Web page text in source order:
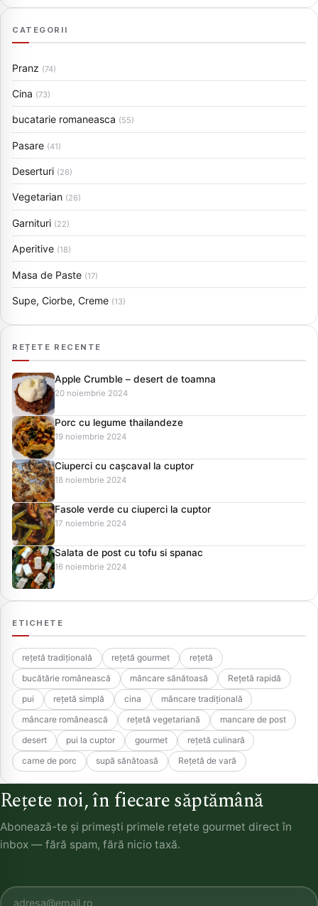
CATEGORII
Pranz (74)
Cina (73)
bucatarie romaneasca (55)
Pasare (41)
Deserturi (26)
Vegetarian (26)
Garnituri (22)
Aperitive (18)
Masa de Paste (17)
Supe, Ciorbe, Creme (13)
REȚETE RECENTE
Apple Crumble – desert de toamna
20 noiembrie 2024
Porc cu legume thailandeze
19 noiembrie 2024
Ciuperci cu cașcaval la cuptor
18 noiembrie 2024
Fasole verde cu ciuperci la cuptor
17 noiembrie 2024
Salata de post cu tofu si spanac
16 noiembrie 2024
ETICHETE
rețetă tradițională rețetă gourmet
rețetă
bucătărie românească
mâncare sănătoasă
Rețetă rapidă
pui
rețetă simplă cina
mâncare tradițională
mâncare românească
rețetă vegetariană
mancare de post
desert
pui la cuptor gourmet
rețetă culinară
carne de porc
supă sănătoasă Rețetă de vară
Rețete noi, în fiecare săptămână
Abonează-te și primești primele rețete gourmet direct în
inbox — fără spam, fără nicio taxă.